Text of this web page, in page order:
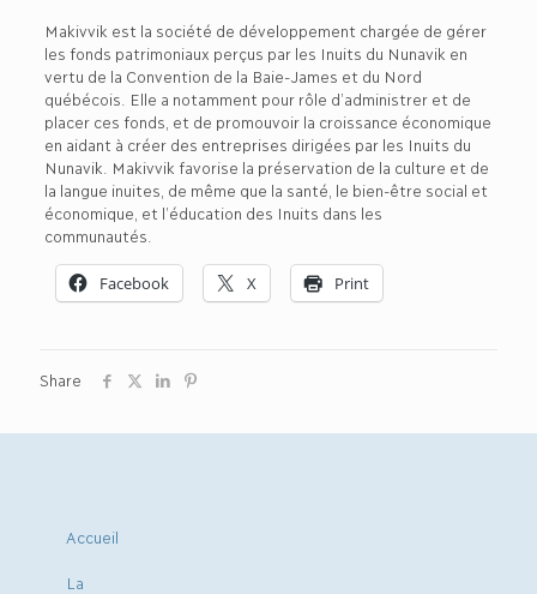
Makivvik est la société de développement chargée de gérer
les fonds patrimoniaux perçus par les Inuits du Nunavik en
vertu de la Convention de la Baie-James et du Nord
québécois. Elle a notamment pour rôle d’administrer et de
placer ces fonds, et de promouvoir la croissance économique
en aidant à créer des entreprises dirigées par les Inuits du
Nunavik. Makivvik favorise la préservation de la culture et de
la langue inuites, de même que la santé, le bien-être social et
économique, et l’éducation des Inuits dans les
communautés.
Facebook X Print
Share
Accueil
La